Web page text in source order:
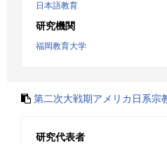
日本語教育
研究機関
福岡教育大学
第二次大戦期アメリカ日系宗
研究代表者